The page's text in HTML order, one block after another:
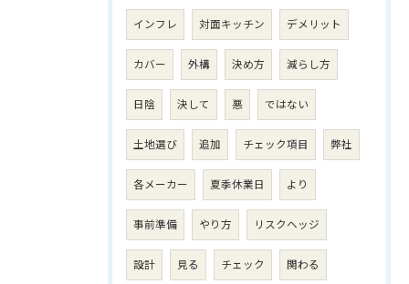
インフレ 対面キッチン デメリット
カバー 外構 決め方 減らし方
日陰 決して 悪 ではない
土地選び 追加 チェック項目 弊社
各メーカー 夏季休業日 より
事前準備 やり方 リスクヘッジ
設計 見る チェック 関わる